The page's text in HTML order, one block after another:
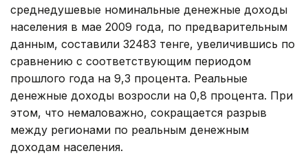
среднедушевые номинальные денежные доходы
населения в мае 2009 года, по предварительным
данным, составили 32483 тенге, увеличившись по
сравнению с соответствующим периодом
прошлого года на 9,3 процента. Реальные
денежные доходы возросли на 0,8 процента. При
этом, что немаловажно, сокращается разрыв
между регионами по реальным денежным
доходам населения.